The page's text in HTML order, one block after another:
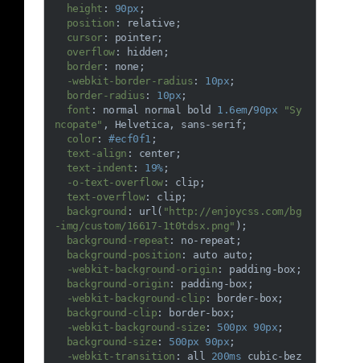
height : 90px ;
position : relative;
cursor: pointer;
overflow: hidden;
border: none;
-webkit-border-radius : 10px ;
border-radius : 10px ;
font : normal normal bold 1.6em/90px
"Sy
ncopate" , Helvetica, sans-serif;
color: #ecf0f1 ;
text-align : center;
text-indent : 19%;
-o-text-overflow: clip;
text-overflow: clip;
background : url ( "http://enjoycss.com/bg
-img/custom/16617-1t0tdsx.png" );
background-repeat : no-repeat;
background-position : auto auto;
-webkit-background-origin : padding-box;
background-origin : padding-box;
-webkit-background-clip : border-box;
background-clip : border-box;
-webkit-background-size : 500px 90px ;
background-size : 500px 90px ;
-webkit-transition : all 200ms cubic-bez